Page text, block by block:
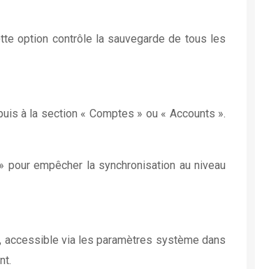
option contrôle la sauvegarde de tous les
à la section « Comptes » ou « Accounts ».
empêcher la synchronisation au niveau
accessible via les paramètres système dans